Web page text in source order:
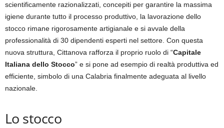
scientificamente razionalizzati, concepiti per garantire la massima
igiene durante tutto il processo produttivo, la lavorazione dello
stocco rimane rigorosamente artigianale e si avvale della
professionalità di 30 dipendenti esperti nel settore. Con questa
nuova struttura, Cittanova rafforza il proprio ruolo di “Capitale
Italiana dello Stocco” e si pone ad esempio di realtà produttiva ed
efficiente, simbolo di una Calabria finalmente adeguata al livello
nazionale.
Lo stocco